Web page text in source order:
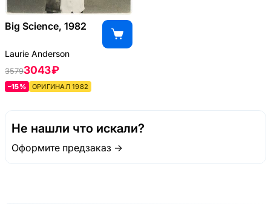
Big Science, 1982
Laurie Anderson
35793043 ₽
–15% ОРИГИНАЛ 1982
Не нашли что искали?
Оформите предзаказ →